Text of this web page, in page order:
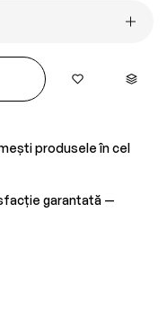
produsele în cel
garantată —